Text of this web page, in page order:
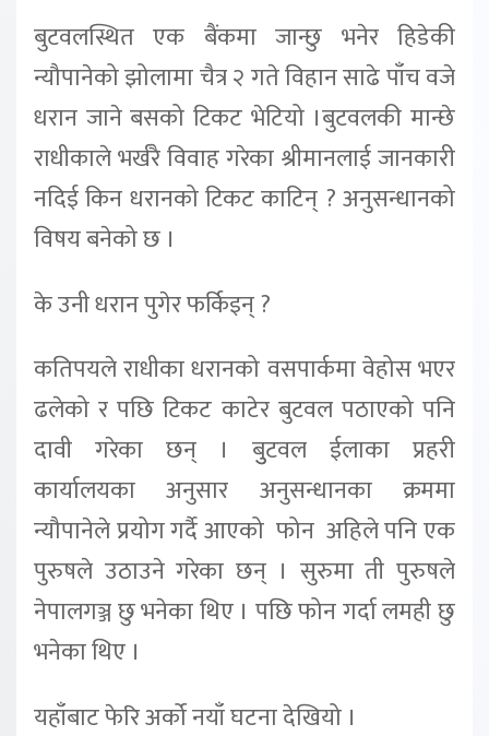
बुटवलस्थित एक बैंकमा जान्छु भनेर हिडेकी
न्यौपानेको झोलामा चैत्र २ गते विहान साढे पाँच वजे
धरान जाने बसको टिकट भेटियो ।बुटवलकी मान्छे
राधीकाले भर्खरै विवाह गरेका श्रीमानलाई जानकारी
नदिई किन धरानको टिकट काटिन् ? अनुसन्धानको
विषय बनेको छ ।
के उनी धरान पुगेर फर्किइन् ?
कतिपयले राधीका धरानको वसपार्कमा वेहोस भएर
ढलेको र पछि टिकट काटेर बुटवल पठाएको पनि
दावी गरेका छन् । बुुटवल ईलाका प्रहरी
कार्यालयका अनुसार अनुसन्धानका क्रममा
न्यौपानेले प्रयोग गर्दै आएको फोन अहिले पनि एक
पुरुषले उठाउने गरेका छन् । सुरुमा ती पुरुषले
नेपालगञ्ज छु भनेका थिए । पछि फोन गर्दा लमही छु
भनेका थिए ।
यहाँबाट फेरि अर्को नयाँ घटना देखियो ।